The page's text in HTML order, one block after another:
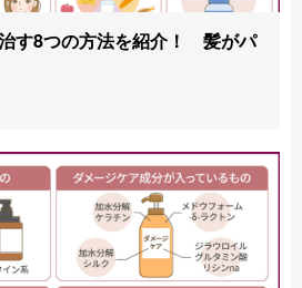
す8つの方法を紹介！ 髪がパ